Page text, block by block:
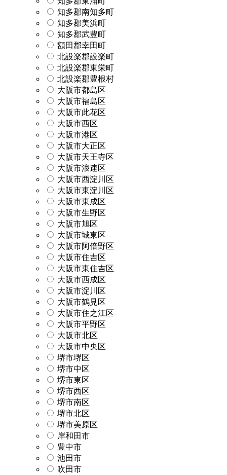
知多郡南知多町
知多郡美浜町
知多郡武豊町
額田郡幸田町
北設楽郡設楽町
北設楽郡東栄町
北設楽郡豊根村
大阪市都島区
大阪市福島区
大阪市此花区
大阪市西区
大阪市港区
大阪市大正区
大阪市天王寺区
大阪市浪速区
大阪市西淀川区
大阪市東淀川区
大阪市東成区
大阪市生野区
大阪市旭区
大阪市城東区
大阪市阿倍野区
大阪市住吉区
大阪市東住吉区
大阪市西成区
大阪市淀川区
大阪市鶴見区
大阪市住之江区
大阪市平野区
大阪市北区
大阪市中央区
堺市堺区
堺市中区
堺市東区
堺市西区
堺市南区
堺市北区
堺市美原区
岸和田市
豊中市
池田市
吹田市